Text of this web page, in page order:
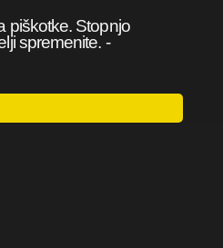
piškotke. Stopnjo
spremenite. -